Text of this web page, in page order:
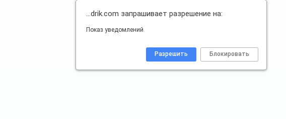
…drik.com запрашивает разрешение на:
Показ уведомлений
Блокировать
Разрешить